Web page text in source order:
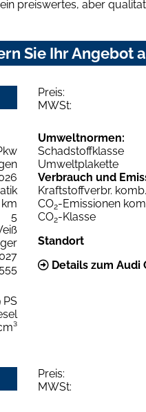
preiswertes, aber
Sie Ihr Angebot
Preis:
MWSt:
5
Umweltnormen:
Schadstoffklasse
Umweltplakette
Verbrauch und
Kraftstoffverbr. komb.
CO2-Emissionen
CO2-Klasse
Standort
Details zum Audi
Preis:
MWSt: